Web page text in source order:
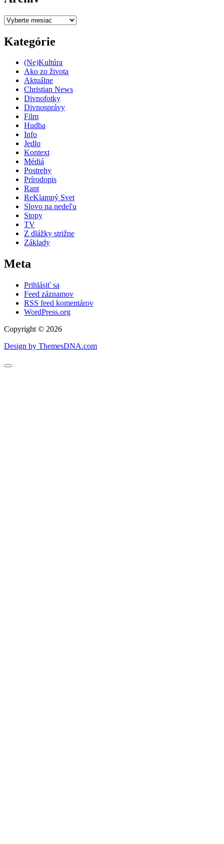
Archív
Kategórie
(Ne)Kultúra
Ako zo života
Aktuálne
Christian News
Divnofotky
Divnosprávy
Film
Hudba
Info
Jedlo
Kontext
Médiá
Postrehy
Prírodopis
Rant
ReKlamný Svet
Slovo na nedeľu
Stopy
TV
Z dlážky strižne
Základy
Meta
Prihlásiť sa
Feed záznamov
RSS feed komentárov
WordPress.org
Copyright © 2026
Design by ThemesDNA.com